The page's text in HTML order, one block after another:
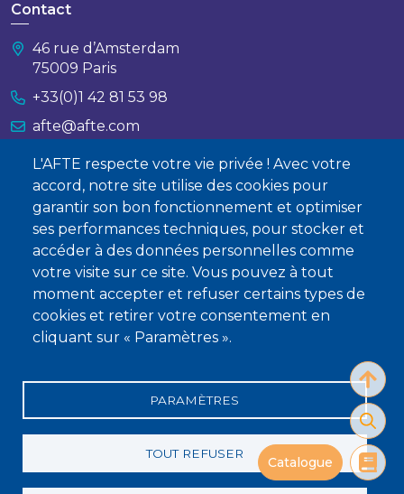
L'AFTE respecte votre vie privée ! Avec votre
accord, notre site utilise des cookies pour
garantir son bon fonctionnement et optimiser
ses performances techniques, pour stocker et
accéder à des données personnelles comme
votre visite sur ce site. Vous pouvez à tout
moment accepter et refuser certains types de
cookies et retirer votre consentement en
cliquant sur « Paramètres ».
PARAMÈTRES
TOUT REFUSER
Catalogue
Contact
46 rue d’Amsterdam
75009 Paris
+33(0)1 42 81 53 98
afte@afte.com
Nous contacter
À propos
Qui sommes-nous ?
Devenir membre
Mentions légales
Conditions générales de vente
Charte éthique